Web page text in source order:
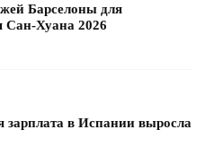
Барселоны для
Сан-Хуана 2026
в Испании выросла